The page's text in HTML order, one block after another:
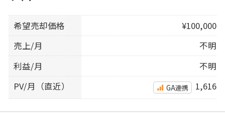
希望売却価格
¥100,000
売上/月
不明
利益/月
不明
PV/月（直近）
GA連携 1,616